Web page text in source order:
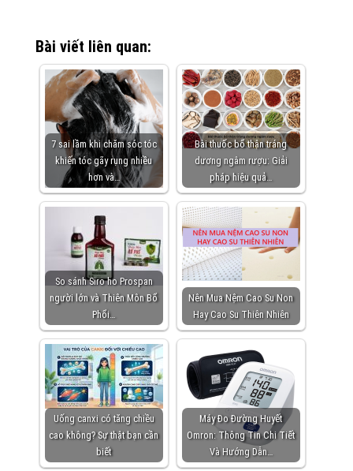
Bài viết liên quan:
7 sai lầm khi chăm sóc tóc
khiến tóc gãy rụng nhiều
hơn và…
Bài thuốc bổ thận tráng
dương ngâm rượu: Giải
pháp hiệu quả…
So sánh Siro ho Prospan
người lớn và Thiên Môn Bổ
Phổi…
Nên Mua Nệm Cao Su Non
Hay Cao Su Thiên Nhiên
Uống canxi có tăng chiều
cao không? Sự thật bạn cần
biết
Máy Đo Đường Huyết
Omron: Thông Tin Chi Tiết
Và Hướng Dẫn…